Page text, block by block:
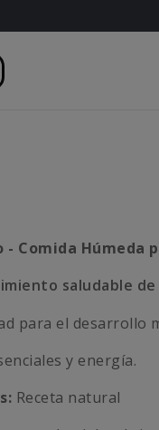
- Comida Húmeda
saludable
para el desarrollo
y energía.
Receta natural